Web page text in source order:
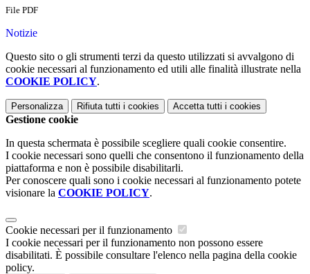
File PDF
Notizie
Questo sito o gli strumenti terzi da questo utilizzati si avvalgono di
cookie necessari al funzionamento ed utili alle finalità illustrate nella
COOKIE POLICY.
Personalizza Rifiuta tutti i cookies Accetta tutti i cookies
Gestione cookie
In questa schermata è possibile scegliere quali cookie consentire.
I cookie necessari sono quelli che consentono il funzionamento della
piattaforma e non è possibile disabilitarli.
Per conoscere quali sono i cookie necessari al funzionamento potete
visionare la COOKIE POLICY.
Cookie necessari per il funzionamento
I cookie necessari per il funzionamento non possono essere
disabilitati. È possibile consultare l'elenco nella pagina della cookie
policy.